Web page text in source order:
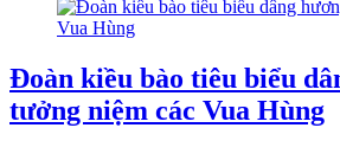
Đoàn kiều bào tiêu biểu
tưởng niệm các Vua Hùng